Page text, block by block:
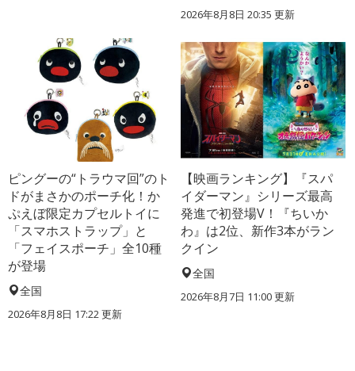
2026年8月8日 20:35 更新
ピングーの“トラウマ回”のト
ドがまさかのポーチ化！か
ぷえぼ限定カプセルトイに
「スマホストラップ」と
「フェイスポーチ」全10種
が登場
全国
2026年8月8日 17:22更新
【映画ランキング】『スパ
イダーマン』シリーズ最高
発進で初登場V！『ちいか
わ』は2位、新作3本がラン
クイン
全国
2026年8月7日 11:00更新